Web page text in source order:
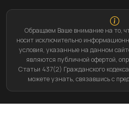
Обращаем Ваше внимание на то,
носит исключительно
условия, указанные на данном
являются публичной офертой,
Статьи 437(2) Гражданского
можете узнать, связавшись с